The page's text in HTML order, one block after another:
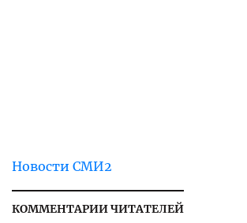
Новости СМИ2
КОММЕНТАРИИ ЧИТАТЕЛЕЙ